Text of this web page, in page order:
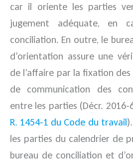
car il oriente les parties
jugement adéquate, en
conciliation. En outre, le
d’orientation assure une
de l’affaire par la fixation
de communication des
entre les parties (Décr. 2016-
R. 1454-1 du Code du travail
les parties du calendrier de
bureau de conciliation et